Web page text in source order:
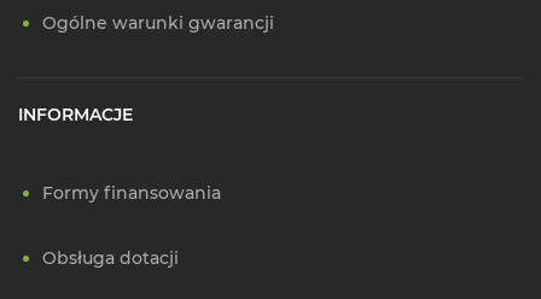
Ogólne warunki gwarancji
INFORMACJE
Formy finansowania
Obsługa dotacji